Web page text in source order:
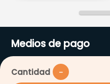
Cantidad －
Medios de pago